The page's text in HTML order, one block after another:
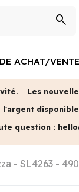
search
ACHAT/VENTE
Les
l'argent
question :
- SL4263 -